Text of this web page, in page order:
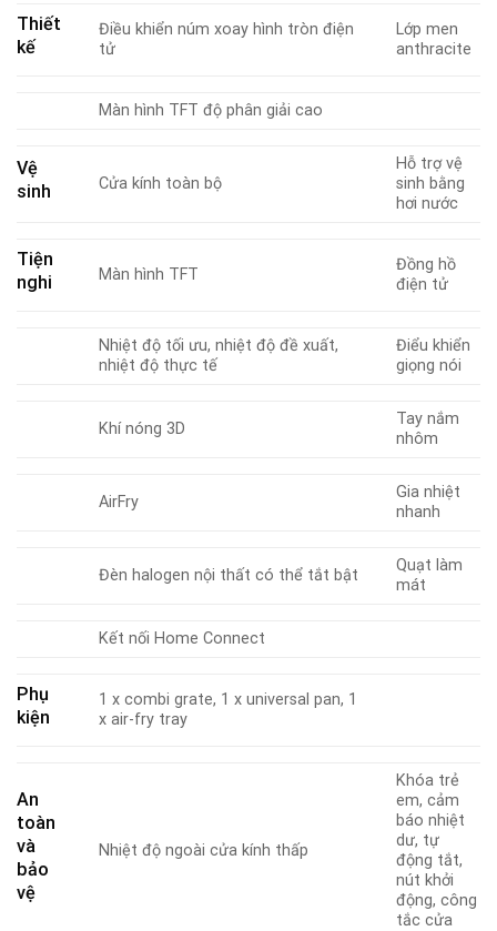
Thiết
kế
Điều khiển núm xoay hình tròn điện
tử
Lớp men
anthracite
Màn hình TFT độ phân giải cao
Vệ
sinh
Cửa kính toàn bộ
Hỗ trợ vệ
sinh bằng
hơi nước
Tiện
nghi
Màn hình TFT
Đồng hồ
điện tử
Nhiệt độ tối ưu, nhiệt độ đề xuất,
nhiệt độ thực tế
Điểu khiển
giọng nói
Khí nóng 3D
Tay nắm
nhôm
AirFry
Gia nhiệt
nhanh
Đèn halogen nội thất có thể tắt bật
Quạt làm
mát
Kết nối Home Connect
Phụ
kiện
1 x combi grate, 1 x universal pan, 1
x air-fry tray
An
toàn
và
bảo
vệ
Nhiệt độ ngoài cửa kính thấp
Khóa trẻ
em, cảm
báo nhiệt
dư, tự
động tắt,
nút khởi
động, công
tắc cửa